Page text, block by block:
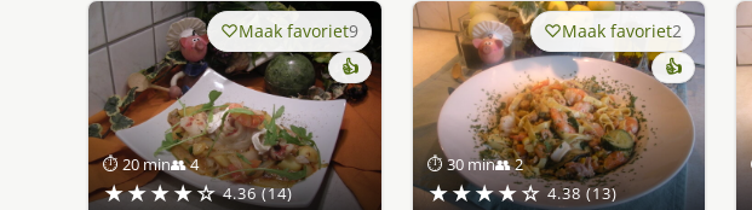
⏱ 20 min👥 4
★★★★☆ 4.36 (14)
Maak favoriet9
👍
⏱ 30 min👥 2
★★★★☆ 4.38 (13)
Maak favoriet2
👍